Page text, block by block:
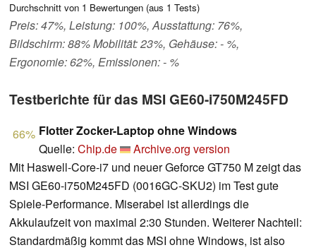
Durchschnitt von 1 Bewertungen (aus 1 Tests)
Preis: 47%, Leistung: 100%, Ausstattung: 76%,
Bildschirm: 88% Mobilität: 23%, Gehäuse: - %,
Ergonomie: 62%, Emissionen: - %
Testberichte für das MSI GE60-i750M245FD
66% Flotter Zocker-Laptop ohne Windows
Quelle: Chip.de
Archive.org version
Mit Haswell-Core-i7 und neuer Geforce GT750 M zeigt das
MSI GE60-i750M245FD (0016GC-SKU2) im Test gute
Spiele-Performance. Miserabel ist allerdings die
Akkulaufzeit von maximal 2:30 Stunden. Weiterer Nachteil:
Standardmäßig kommt das MSI ohne Windows, ist also